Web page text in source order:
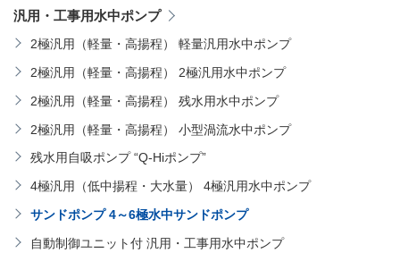
汎用・工事用水中ポンプ
2極汎用（軽量・高揚程） 軽量汎用水中ポンプ
2極汎用（軽量・高揚程） 2極汎用水中ポンプ
2極汎用（軽量・高揚程） 残水用水中ポンプ
2極汎用（軽量・高揚程） 小型渦流水中ポンプ
残水用自吸ポンプ “Q-Hiポンプ”
4極汎用（低中揚程・大水量） 4極汎用水中ポンプ
サンドポンプ 4～6極水中サンドポンプ
自動制御ユニット付 汎用・工事用水中ポンプ